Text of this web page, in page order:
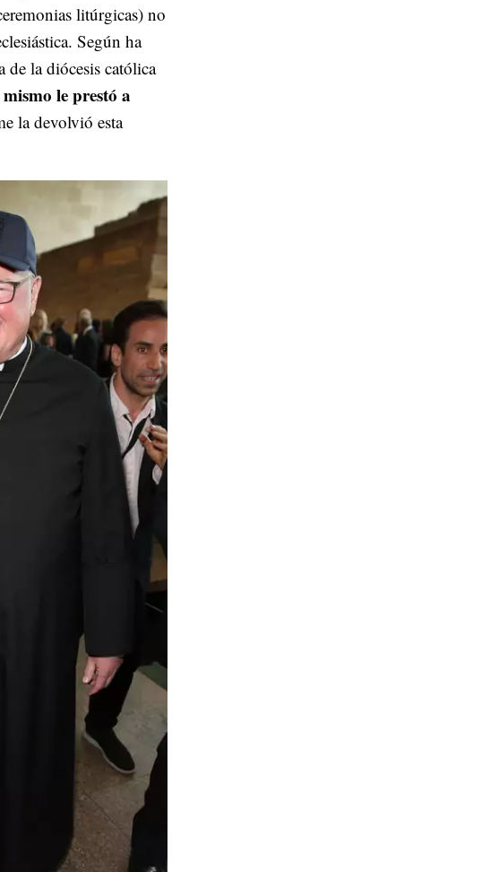
litúrgicas) no
Según ha
la diócesis católica
le prestó a
la devolvió esta